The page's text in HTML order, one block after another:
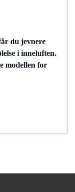
du jevnere
i inneluften.
modellen for